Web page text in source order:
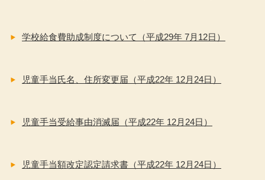
学校給食費助成制度について（平成29年 7月12日）
児童手当氏名、住所変更届（平成22年 12月24日）
児童手当受給事由消滅届（平成22年 12月24日）
児童手当額改定認定請求書（平成22年 12月24日）